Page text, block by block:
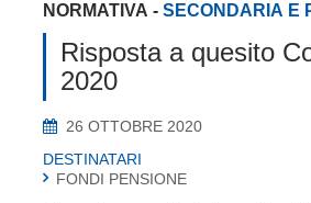
NORMATIVA - SECONDARIA E
Risposta a quesito
2020
26 OTTOBRE 2020
DESTINATARI
FONDI PENSIONE